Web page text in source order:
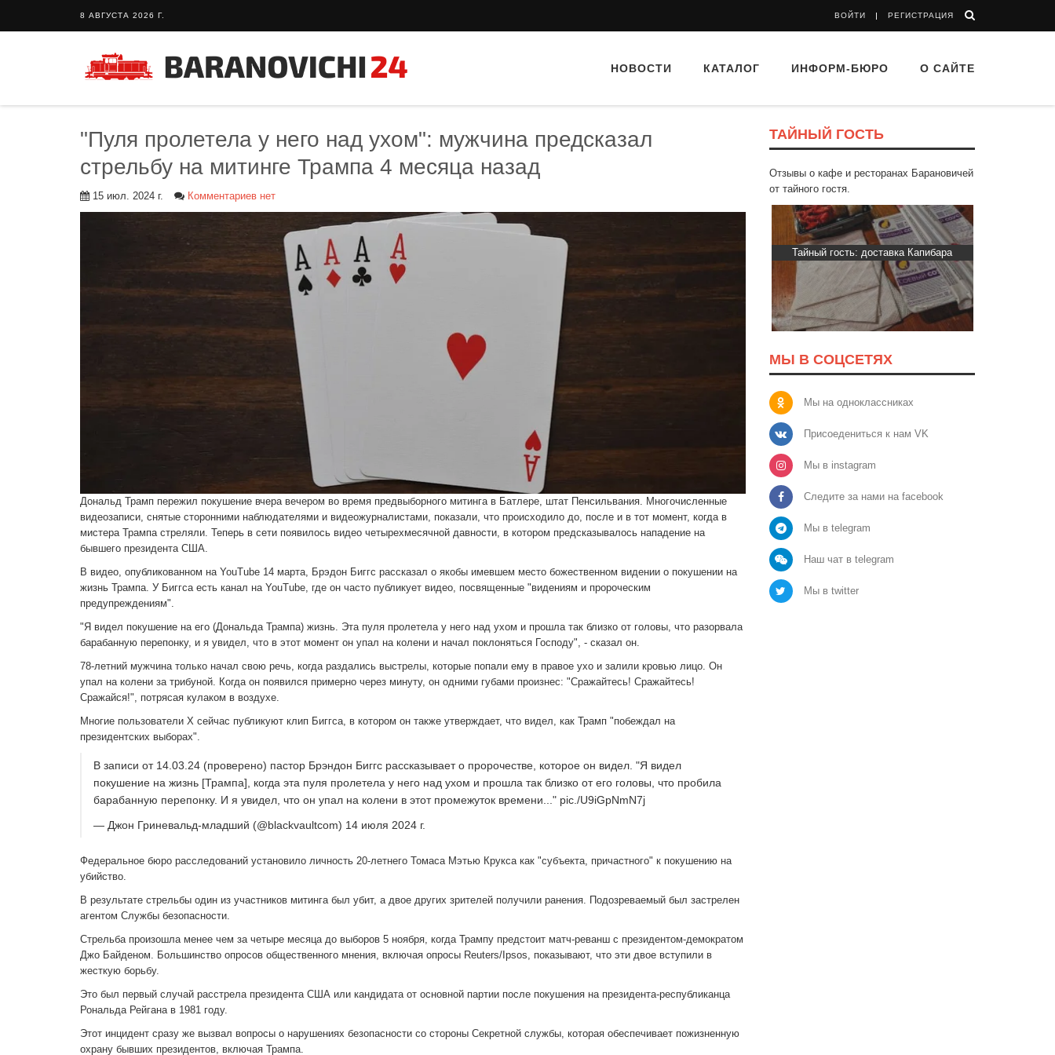
8 АВГУСТА 2026 Г. ВОЙТИ РЕГИСТРАЦИЯ
НОВОСТИ КАТАЛОГ ИНФОРМ-БЮРО О САЙТЕ
"Пуля пролетела у него над ухом": мужчина предсказал
стрельбу на митинге Трампа 4 месяца назад
15 июл. 2024 г. Комментариев нет
Дональд Трамп пережил покушение вчера вечером во время предвыборного митинга в Батлере, штат Пенсильвания. Многочисленные
видеозаписи, снятые сторонними наблюдателями и видеожурналистами, показали, что происходило до, после и в тот момент, когда в
мистера Трампа стреляли. Теперь в сети появилось видео четырехмесячной давности, в котором предсказывалось нападение на
бывшего президента США.
В видео, опубликованном на YouTube 14 марта, Брэдон Биггс рассказал о якобы имевшем место божественном видении о покушении на
жизнь Трампа. У Биггса есть канал на YouTube, где он часто публикует видео, посвященные "видениям и пророческим
предупреждениям".
"Я видел покушение на его (Дональда Трампа) жизнь. Эта пуля пролетела у него над ухом и прошла так близко от головы, что разорвала
барабанную перепонку, и я увидел, что в этот момент он упал на колени и начал поклоняться Господу", - сказал он.
78-летний мужчина только начал свою речь, когда раздались выстрелы, которые попали ему в правое ухо и залили кровью лицо. Он
упал на колени за трибуной. Когда он появился примерно через минуту, он одними губами произнес: "Сражайтесь! Сражайтесь!
Сражайся!", потрясая кулаком в воздухе.
Многие пользователи X сейчас публикуют клип Биггса, в котором он также утверждает, что видел, как Трамп "побеждал на
президентских выборах".
В записи от 14.03.24 (проверено) пастор Брэндон Биггс рассказывает о пророчестве, которое он видел. "Я видел
покушение на жизнь [Трампа], когда эта пуля пролетела у него над ухом и прошла так близко от его головы, что пробила
барабанную перепонку. И я увидел, что он упал на колени в этот промежуток времени..." pic./U9iGpNmN7j
— Джон Гриневальд-младший (@blackvaultcom) 14 июля 2024 г.
Федеральное бюро расследований установило личность 20-летнего Томаса Мэтью Крукса как "субъекта, причастного" к покушению на
убийство.
В результате стрельбы один из участников митинга был убит, а двое других зрителей получили ранения. Подозреваемый был застрелен
агентом Службы безопасности.
Стрельба произошла менее чем за четыре месяца до выборов 5 ноября, когда Трампу предстоит матч-реванш с президентом-демократом
Джо Байденом. Большинство опросов общественного мнения, включая опросы Reuters/Ipsos, показывают, что эти двое вступили в
жесткую борьбу.
Это был первый случай расстрела президента США или кандидата от основной партии после покушения на президента-республиканца
Рональда Рейгана в 1981 году.
Этот инцидент сразу же вызвал вопросы о нарушениях безопасности со стороны Секретной службы, которая обеспечивает пожизненную
охрану бывших президентов, включая Трампа.
ТАЙНЫЙ ГОСТЬ
Отзывы о кафе и ресторанах Барановичей
от тайного гостя.
Тайный гость: доставка Капибара
МЫ В СОЦСЕТЯХ
Мы на одноклассниках
Присоедениться к нам VK
Мы в instagram
Следите за нами на facebook
Мы в telegram
Наш чат в telegram
Мы в twitter